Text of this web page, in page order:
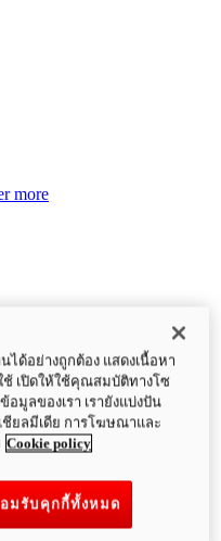
more
ได้อย่างถูกต้อง แสดงเนื้อหา
เปิดให้ใช้คุณสมบัติทางโซ
อมูลของเรา เรายังแบ่งปัน
ยลมีเดีย การโฆษณาและ
Cookie policy
มรับคุกกี้ทั้งหมด